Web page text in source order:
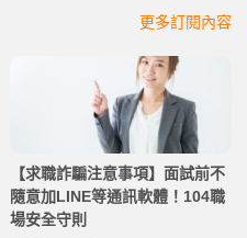
更多訂閱內容
【求職詐騙注意事項】面試前不
隨意加LINE等通訊軟體！104職
場安全守則